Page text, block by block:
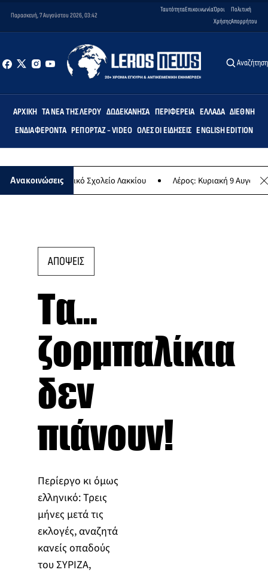
Παρασκευή, 7 Αυγούστου 2026, 03:42
ΤαυτότηταΕπικοινωνίαΌροι
Χρήσης
Πολιτική
Απορρήτου
Αναζήτηση
ΑΡΧΙΚΉ ΤΑ ΝΈΑ ΤΗΣ ΛΈΡΟΥ ΔΩΔΕΚΆΝΗΣΑ ΠΕΡΙΦΈΡΕΙΑ ΕΛΛΆΔΑ ΔΙΕΘΝΉ
ΕΝΔΙΑΦΈΡΟΝΤΑ ΡΕΠΟΡΤΆΖ - VIDEO ΌΛΕΣ ΟΙ ΕΙΔΉΣΕΙΣ ENGLISH EDITION
Ανακοινώσεις
στο Δημοτικό Σχολείο Λακκίου Λέρος: Κυριακή 9 Αυγούστου
ΑΠΟΨΕΙΣ
Τα...
ζορμπαλίκια
δεν
πιάνουν!
Περίεργο κι όμως
ελληνικό: Τρεις
μήνες μετά τις
εκλογές, αναζητά
κανείς οπαδούς
του ΣΥΡΙΖΑ,